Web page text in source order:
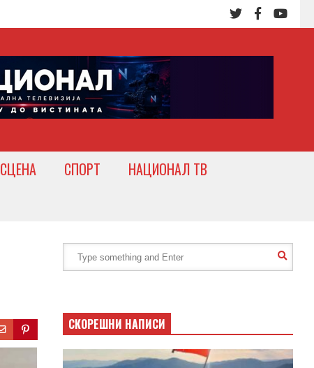
СЦЕНА СПОРТ
НАЦИОНАЛ ТВ
СКОРЕШНИ НАПИСИ